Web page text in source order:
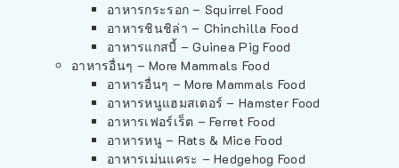
อาหารกระรอก – Squirrel Food
อาหารชินชิล่า – Chinchilla Food
อาหารแกสบี้ – Guinea Pig Food
อาหารอื่นๆ – More Mammals Food
อาหารอื่นๆ – More Mammals Food
อาหารหนูแฮมสเตอร์ – Hamster Food
อาหารเฟอร์เร็ต – Ferret Food
อาหารหนู – Rats & Mice Food
อาหารเม่นแคระ – Hedgehog Food